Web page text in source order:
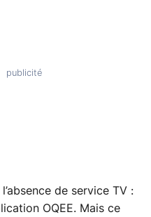
de service TV :
OQEE. Mais ce